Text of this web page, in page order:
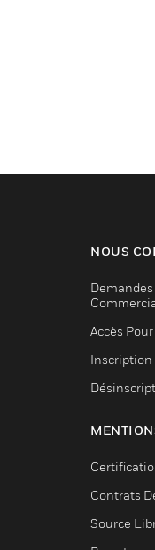
NOUS
Accès
Inscription
Contrats
Source